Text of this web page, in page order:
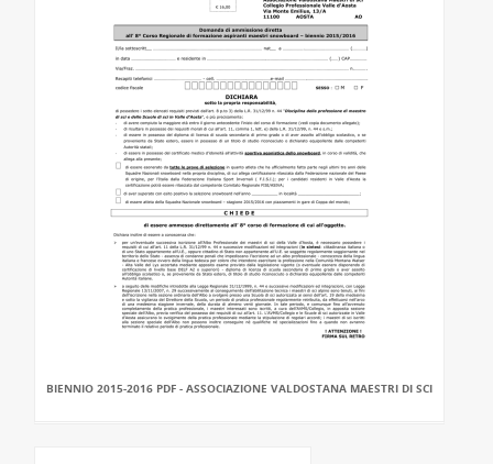
BIENNIO 2015-2016 PDF - ASSOCIAZIONE VALDOSTANA MAESTRI DI SCI